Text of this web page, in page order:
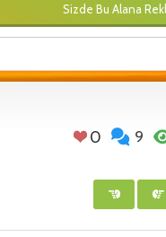
Sizde Bu Alana
0 9